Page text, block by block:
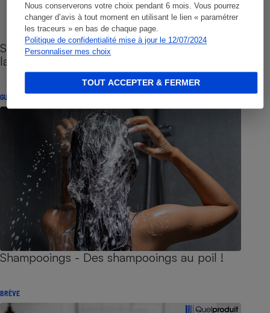
Nous conserverons votre choix pendant 6 mois. Vous pourrez
changer d’avis à tout moment en utilisant le lien « paramétrer
les traceurs » en bas de chaque page.
Politique de confidentialité mise à jour le 12/07/2024
Personnaliser mes choix
TOUT ACCEPTER & FERMER
Sites de rencontres - Nos conseils pour vous
lancer
GUIDE D'ACHAT
Shampooings - Des shampooings au poil !
BRÈVE